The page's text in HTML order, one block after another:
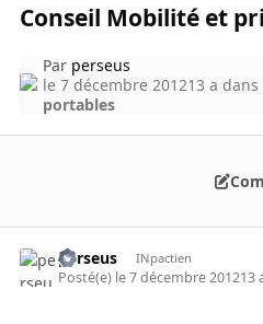
Conseil Mobilité et
Par perseus
le 7 décembre 201213 a dans
portables
perseus INpactien
Posté(e) le 7 décembre 201213